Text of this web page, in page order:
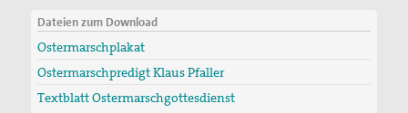
Dateien zum Download
Ostermarschplakat
Ostermarschpredigt Klaus Pfaller
Textblatt Ostermarschgottesdienst